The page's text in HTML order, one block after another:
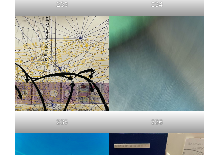
233 234
235 236